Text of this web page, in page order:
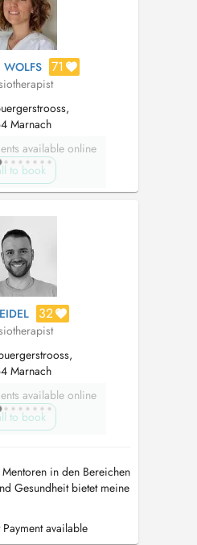
WOLFS 71
Marnach
available online
to book
32
Marnach
available online
to book
in den Bereichen
Gesundheit bietet meine
Physiotherapie.
von Sportwissenschaft
ich Therapie und
available